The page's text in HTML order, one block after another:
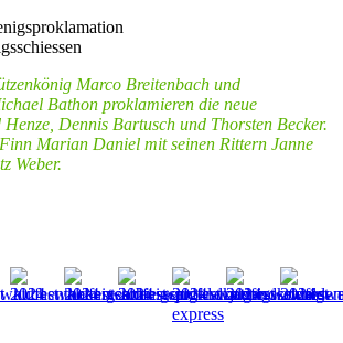
Marco Breitenbach und
Bathon proklamieren die neue
Dennis Bartusch und Thorsten Becker.
Marian Daniel mit seinen Rittern Janne
Weber.